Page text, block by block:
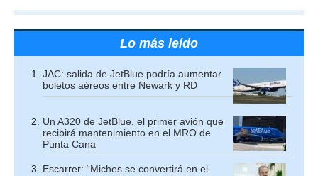
Lo más leído
JAC: salida de JetBlue podría aumentar
boletos aéreos entre Newark y RD
Un A320 de JetBlue, el primer avión que
recibirá mantenimiento en el MRO de
Punta Cana
Escarrer: “Miches se convertirá en el